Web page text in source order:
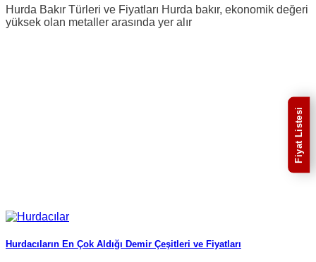
Hurda Bakır Türleri ve Fiyatları Hurda bakır, ekonomik değeri
yüksek olan metaller arasında yer alır
Hurdacıların En Çok Aldığı Demir Çeşitleri ve Fiyatları
Fiyat Listesi